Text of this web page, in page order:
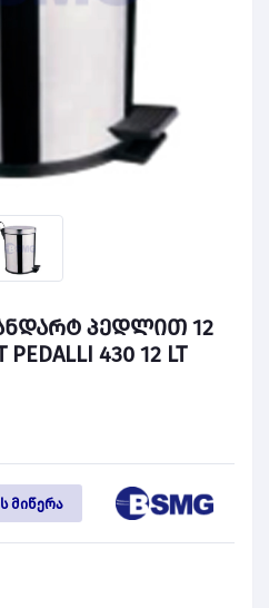
პედლით 12
PEDALLI 430 12 LT
მიწერა